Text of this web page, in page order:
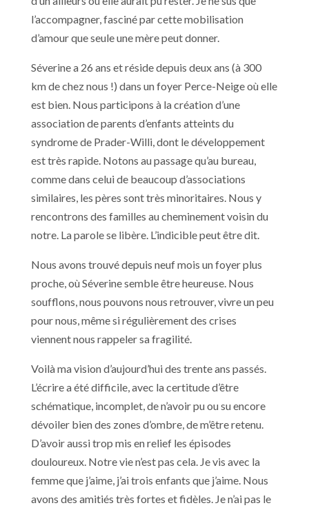
l’accompagner, fasciné par cette mobilisation
d’amour que seule une mère peut donner.
Séverine a 26 ans et réside depuis deux ans (à 300
km de chez nous !) dans un foyer Perce-Neige où elle
est bien. Nous participons à la création d’une
association de parents d’enfants atteints du
syndrome de Prader-Willi, dont le développement
est très rapide. Notons au passage qu’au bureau,
comme dans celui de beaucoup d’associations
similaires, les pères sont très minoritaires. Nous y
rencontrons des familles au cheminement voisin du
notre. La parole se libère. L’indicible peut être dit.
Nous avons trouvé depuis neuf mois un foyer plus
proche, où Séverine semble être heureuse. Nous
soufflons, nous pouvons nous retrouver, vivre un peu
pour nous, même si régulièrement des crises
viennent nous rappeler sa fragilité.
Voilà ma vision d’aujourd’hui des trente ans passés.
L’écrire a été difficile, avec la certitude d’être
schématique, incomplet, de n’avoir pu ou su encore
dévoiler bien des zones d’ombre, de m’être retenu.
D’avoir aussi trop mis en relief les épisodes
douloureux. Notre vie n’est pas cela. Je vis avec la
femme que j’aime, j’ai trois enfants que j’aime. Nous
avons des amitiés très fortes et fidèles. Je n’ai pas le